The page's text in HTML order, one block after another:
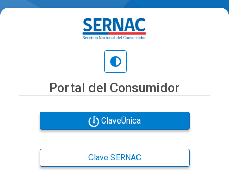
Portal del Consumidor
ClaveÚnica
Clave SERNAC